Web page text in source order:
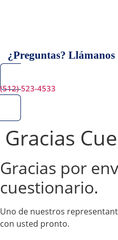
¿Preguntas? Llámanos
(512) 523-4533
Gracias
Gracias por
cuestionario.
Uno de nuestros
con usted pronto.​